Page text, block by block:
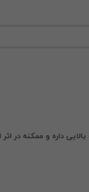
داره و ممکنه در